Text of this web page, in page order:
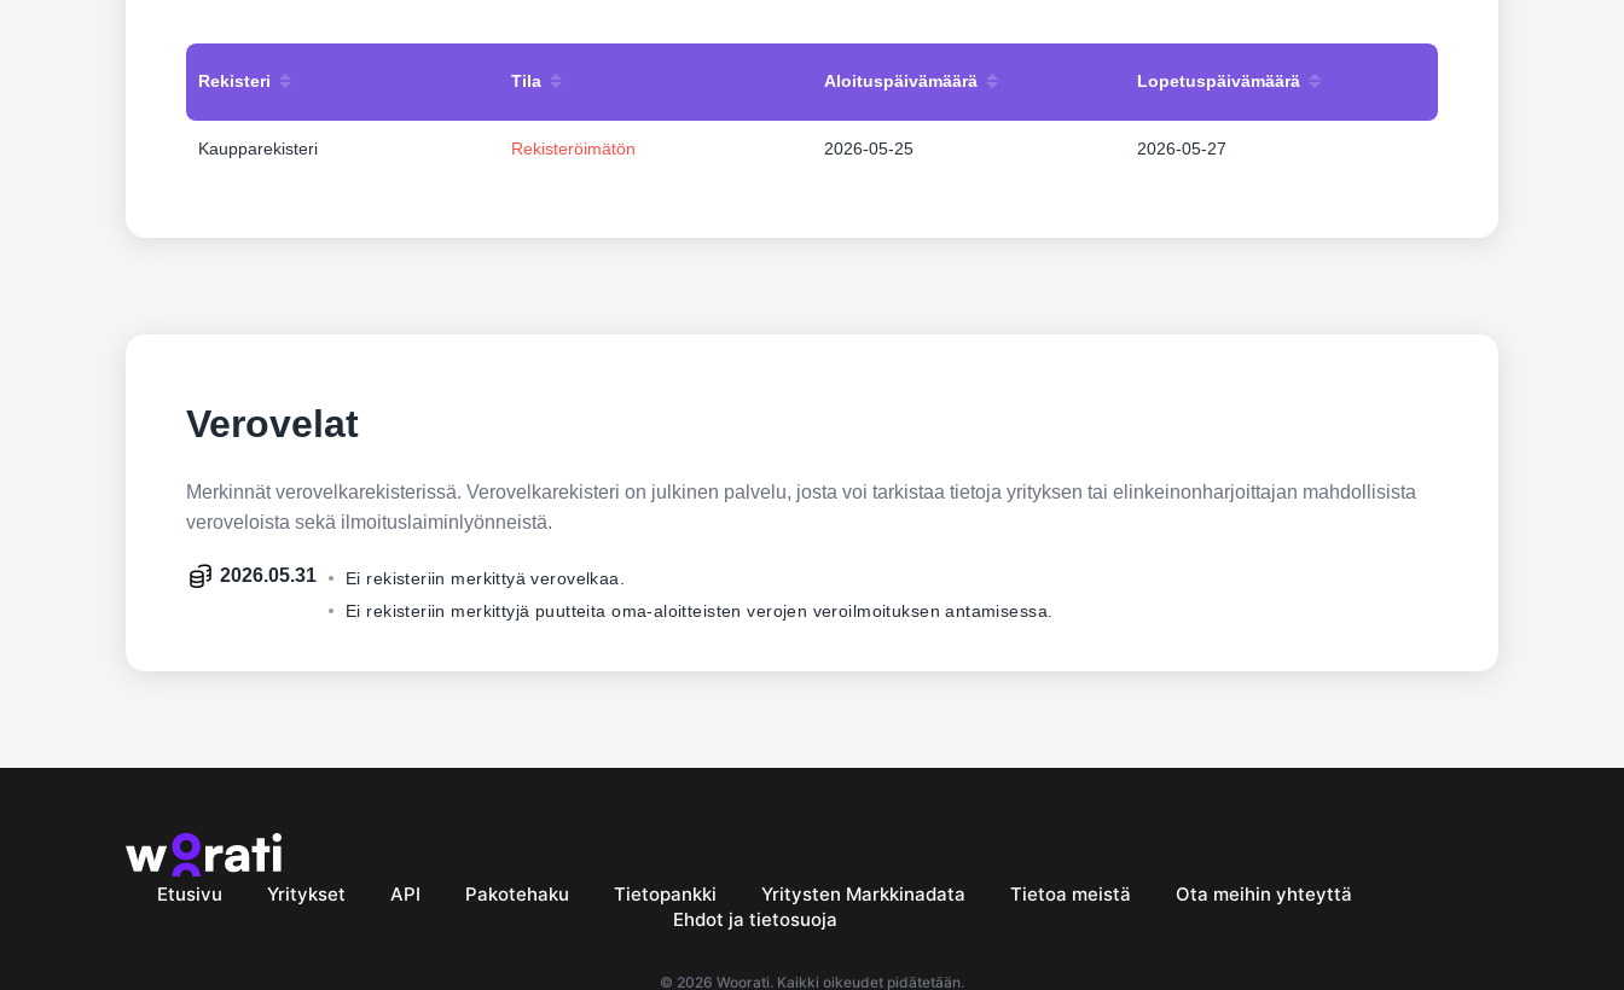
Rekisteri Tila Aloituspäivämäärä Lopetuspäivämäärä
Kaupparekisteri Rekisteröimätön 2026-05-25 2026-05-27
Verovelat
Merkinnät verovelkarekisterissä. Verovelkarekisteri on julkinen palvelu, josta voi tarkistaa tietoja yrityksen tai elinkeinonharjoittajan mahdollisista
veroveloista sekä ilmoituslaiminlyönneistä.
2026.05.31
Ei rekisteriin merkittyä verovelkaa.
Ei rekisteriin merkittyjä puutteita oma-aloitteisten verojen veroilmoituksen antamisessa.
Etusivu Yritykset API Pakotehaku Tietopankki Yritysten Markkinadata Tietoa meistä
Ota meihin yhteyttä
Ehdot ja tietosuoja
© 2026 Woorati. Kaikki oikeudet pidätetään.